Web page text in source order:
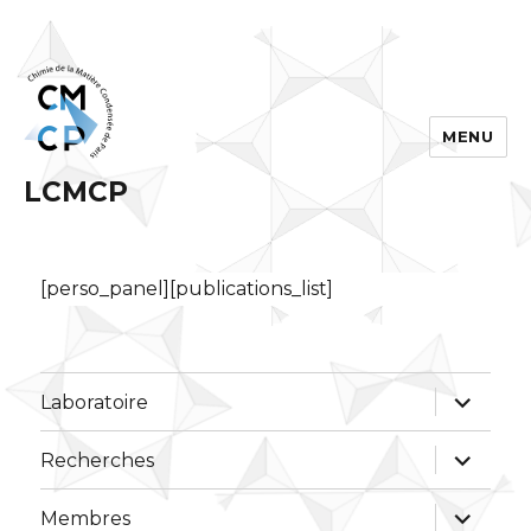
LCMCP
MENU
[perso_panel][publications_list]
Laboratoire
ouvrir
le
sous-
menu
Recherches
ouvrir
le
sous-
menu
Membres
ouvrir